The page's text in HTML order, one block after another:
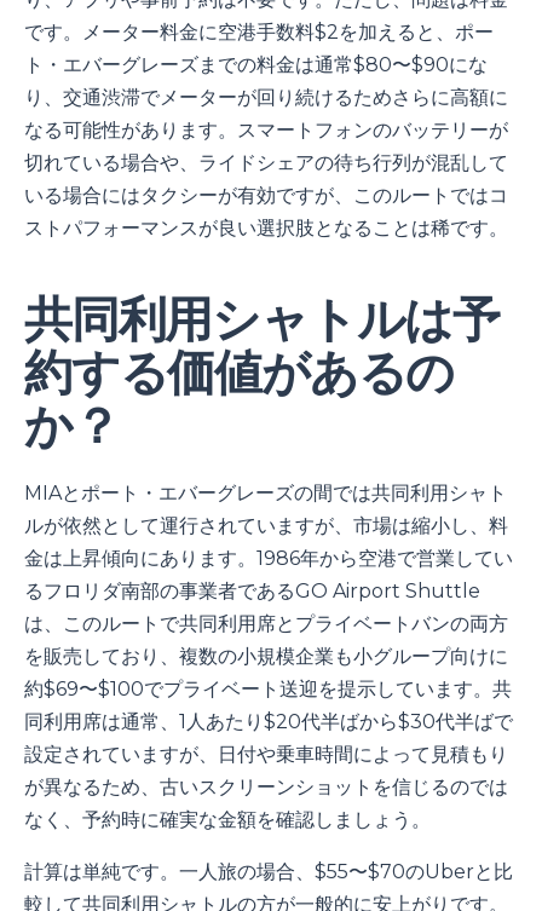
です。メーター料金に空港手数料$2を加えると、ポー
ト・エバーグレーズまでの料金は通常$80〜$90にな
り、交通渋滞でメーターが回り続けるためさらに高額に
なる可能性があります。スマートフォンのバッテリーが
切れている場合や、ライドシェアの待ち行列が混乱して
いる場合にはタクシーが有効ですが、このルートではコ
ストパフォーマンスが良い選択肢となることは稀です。
共同利用シャトルは予
約する価値があるの
か？
MIAとポート・エバーグレーズの間では共同利用シャト
ルが依然として運行されていますが、市場は縮小し、料
金は上昇傾向にあります。1986年から空港で営業してい
るフロリダ南部の事業者であるGO Airport Shuttle
は、このルートで共同利用席とプライベートバンの両方
を販売しており、複数の小規模企業も小グループ向けに
約$69〜$100でプライベート送迎を提示しています。共
同利用席は通常、1人あたり$20代半ばから$30代半ばで
設定されていますが、日付や乗車時間によって見積もり
が異なるため、古いスクリーンショットを信じるのでは
なく、予約時に確実な金額を確認しましょう。
計算は単純です。一人旅の場合、$55〜$70のUberと比
較して共同利用シャトルの方が一般的に安上がりです。